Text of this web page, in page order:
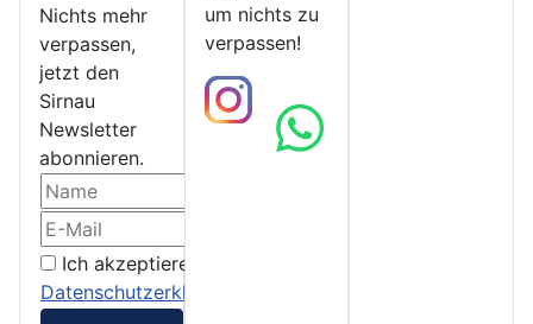
Nichts mehr
verpassen,
jetzt den
Sirnau
Newsletter
abonnieren.
Ich akzeptiere die
Datenschutzerklärung
um nichts zu
verpassen!